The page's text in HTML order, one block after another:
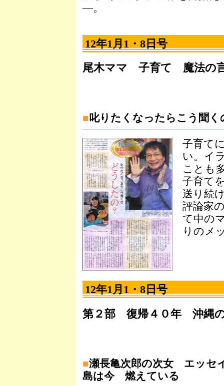
―。
12年1月1・8日号
尾木ママ 子育て 魔法の
■叱りたくなったらこう聞
子育て
い。イ
ことも
子育て
送り続
評論家
て中の
りのメ
12年1月1・8日号
第２部 復帰４０年 沖縄
■瀬長亀次郎の次女 エッ
島は今 燃えている